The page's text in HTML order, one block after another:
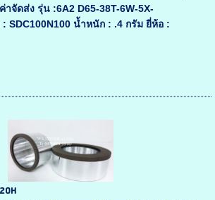
จัดส่ง รุ่น :6A2 D65-38T-6W-5X-
: SDC100N100 น้ำหนัก : .4 กรัม ยี่ห้อ :